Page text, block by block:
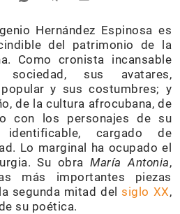
Hernández Espinosa es
del patrimonio de la
Como cronista incansable
sus avatares,
y sus costumbres; y
de la cultura afrocubana, de
con los personajes de su
cargado de
Lo marginal ha ocupado el
Su obraMaría Antonia,
más importantes piezas
segunda mitad delsiglo XX,
su poética.